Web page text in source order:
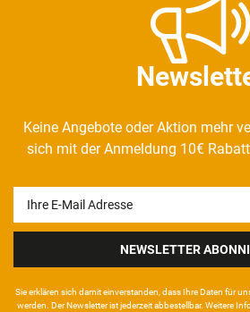
Keine Angebote oder Aktion mehr
sich mit der Anmeldung 10€
Honig
NEWSLETTER
Sie erklären sich damit ein­ver­standen, dass Ihre Da­ten für
werden. Der News­letter ist jeder­zeit ab­bestel­lbar. Weitere